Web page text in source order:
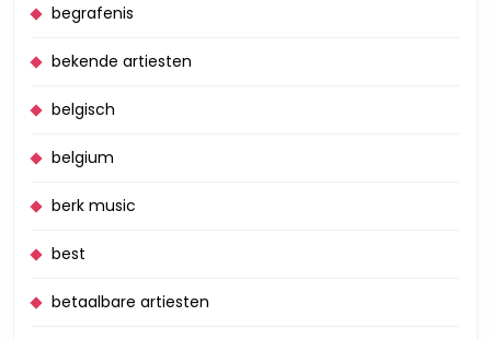
begrafenis
bekende artiesten
belgisch
belgium
berk music
best
betaalbare artiesten